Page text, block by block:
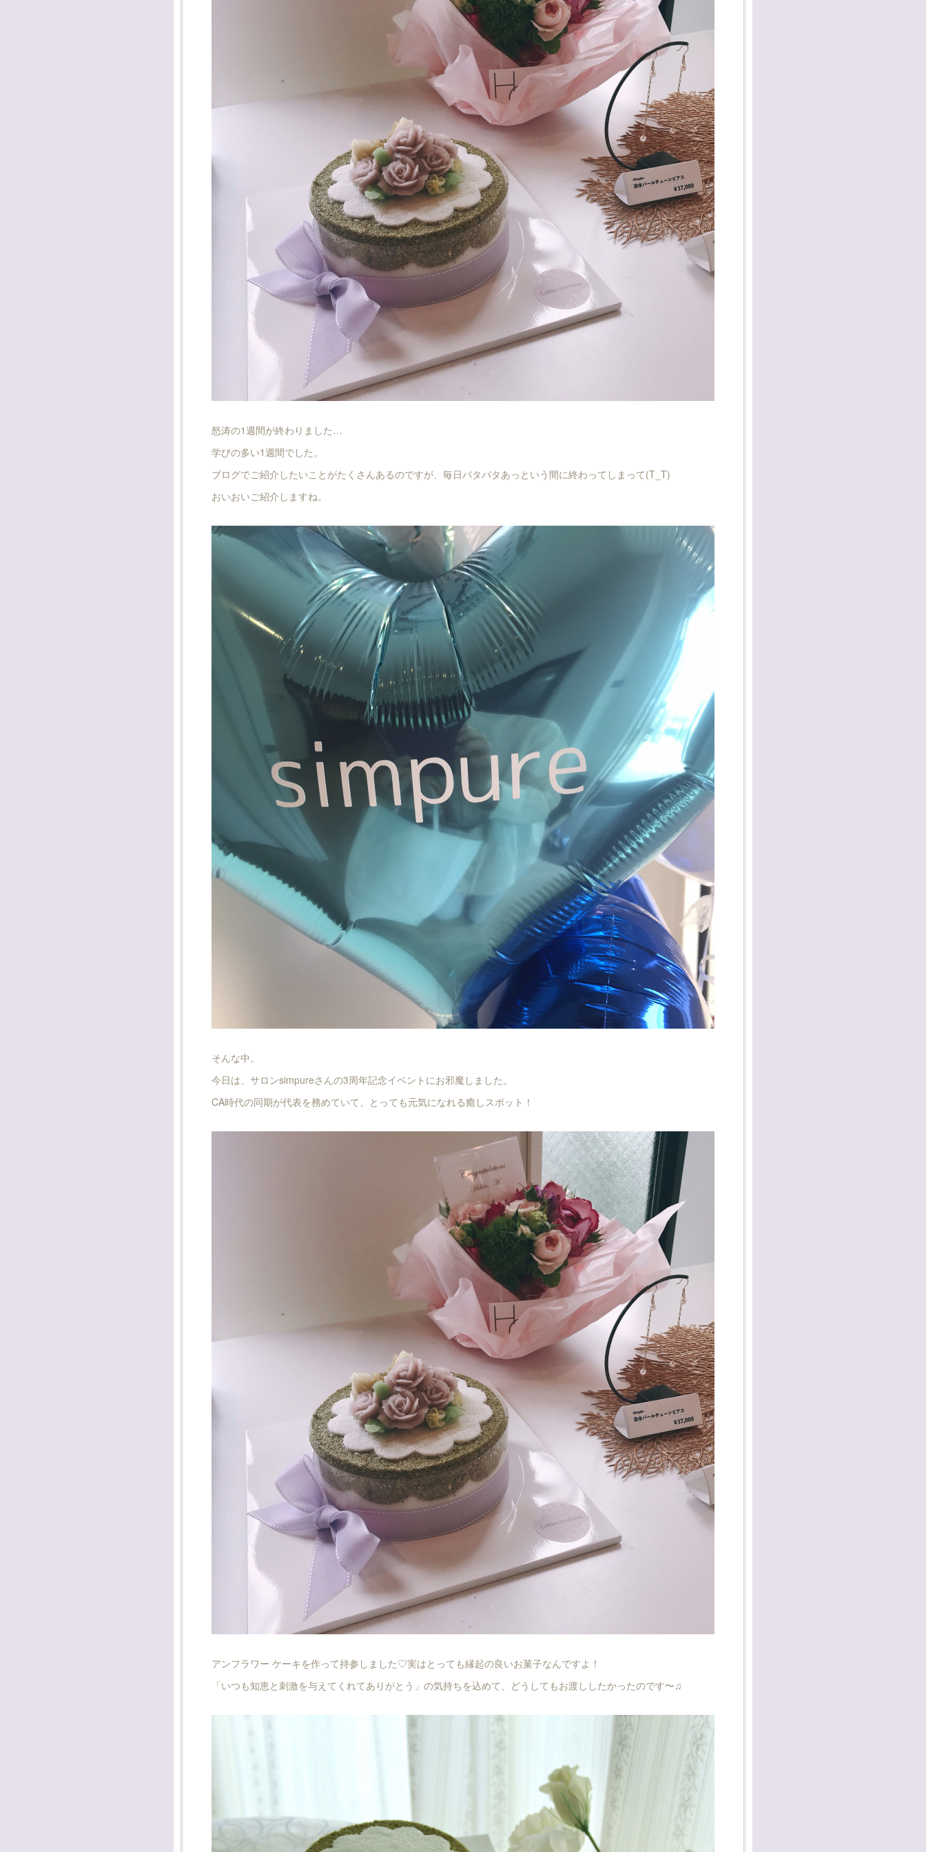
怒涛の1週間が終わりました…
学びの多い1週間でした。
ブログでご紹介したいことがたくさんあるのですが、毎日バタバタあっという間に終わってしまって(T_T)
おいおいご紹介しますね。
そんな中。
今日は、サロンsimpureさんの3周年記念イベントにお邪魔しました。
CA時代の同期が代表を務めていて、とっても元気になれる癒しスポット！
アンフラワー ケーキを作って持参しました♡実はとっても縁起の良いお菓子なんですよ！
「いつも知恵と刺激を与えてくれてありがとう」の気持ちを込めて、どうしてもお渡ししたかったのです〜♫